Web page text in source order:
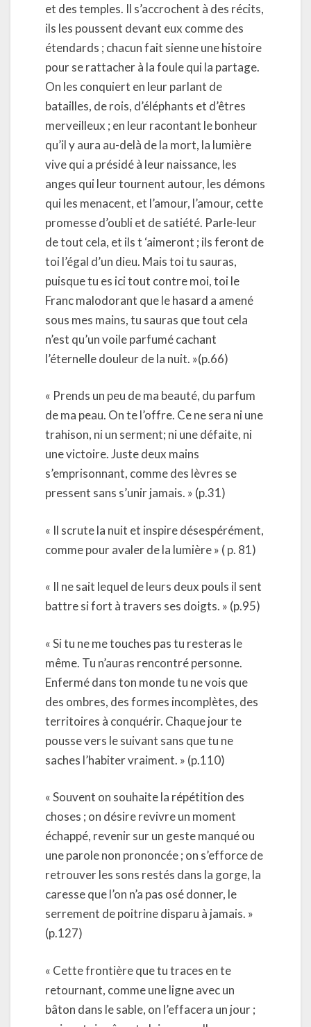
et des temples. Il s’accrochent à des récits,
ils les poussent devant eux comme des
étendards ; chacun fait sienne une histoire
pour se rattacher à la foule qui la partage.
On les conquiert en leur parlant de
batailles, de rois, d’éléphants et d’êtres
merveilleux ; en leur racontant le bonheur
qu’il y aura au-delà de la mort, la lumière
vive qui a présidé à leur naissance, les
anges qui leur tournent autour, les démons
qui les menacent, et l’amour, l’amour, cette
promesse d’oubli et de satiété. Parle-leur
de tout cela, et ils t ‘aimeront ; ils feront de
toi l’égal d’un dieu. Mais toi tu sauras,
puisque tu es ici tout contre moi, toi le
Franc malodorant que le hasard a amené
sous mes mains, tu sauras que tout cela
n’est qu’un voile parfumé cachant
l’éternelle douleur de la nuit. »(p.66)
« Prends un peu de ma beauté, du parfum
de ma peau. On te l’offre. Ce ne sera ni une
trahison, ni un serment; ni une défaite, ni
une victoire. Juste deux mains
s’emprisonnant, comme des lèvres se
pressent sans s’unir jamais. » (p.31)
« Il scrute la nuit et inspire désespérément,
comme pour avaler de la lumière » ( p. 81)
« Il ne sait lequel de leurs deux pouls il sent
battre si fort à travers ses doigts. » (p.95)
« Si tu ne me touches pas tu resteras le
même. Tu n’auras rencontré personne.
Enfermé dans ton monde tu ne vois que
des ombres, des formes incomplètes, des
territoires à conquérir. Chaque jour te
pousse vers le suivant sans que tu ne
saches l’habiter vraiment. » (p.110)
« Souvent on souhaite la répétition des
choses ; on désire revivre un moment
échappé, revenir sur un geste manqué ou
une parole non prononcée ; on s’efforce de
retrouver les sons restés dans la gorge, la
caresse que l’on n’a pas osé donner, le
serrement de poitrine disparu à jamais. »
(p.127)
« Cette frontière que tu traces en te
retournant, comme une ligne avec un
bâton dans le sable, on l’effacera un jour ;